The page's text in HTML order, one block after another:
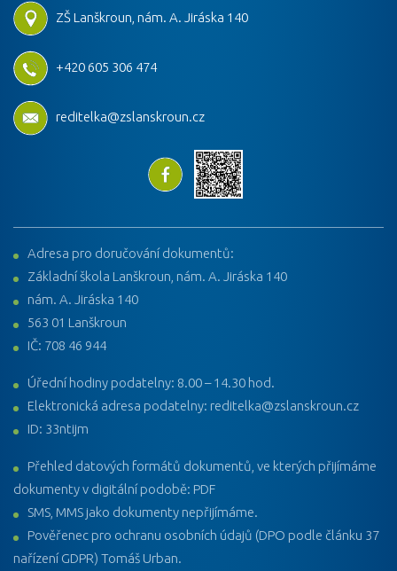
ZŠ Lanškroun, nám. A. Jiráska 140
+420 605 306 474
reditelka@zslanskroun.cz
Adresa pro doručování dokumentů:
Základní škola Lanškroun, nám. A. Jiráska 140
nám. A. Jiráska 140
563 01 Lanškroun
IČ: 708 46 944
Úřední hodiny podatelny: 8.00 – 14.30 hod.
Elektronická adresa podatelny: reditelka@zslanskroun.cz
ID: 33ntijm
Přehled datových formátů dokumentů, ve kterých přijímáme
dokumenty v digitální podobě: PDF
SMS, MMS jako dokumenty nepřijímáme.
Pověřenec pro ochranu osobních údajů (DPO podle článku 37
nařízení GDPR) Tomáš Urban.